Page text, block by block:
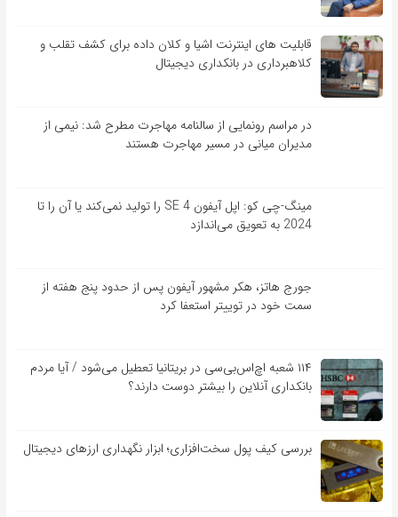
قابلیت ‏های اینترنت اشیا و کلان‏ داده برای کشف تقلب و
کلاهبرداری در بانکداری دیجیتال
در مراسم رونمایی از سالنامه مهاجرت مطرح شد: نیمی از
مدیران میانی در مسیر مهاجرت هستند
مینگ-چی کو: اپل آیفون SE 4 را تولید نمی‌کند یا آن را تا
2024 به تعویق می‌اندازد
جورج هاتز، هکر مشهور آیفون پس از حدود پنج هفته از
سمت خود در توییتر استعفا کرد
۱۱۴ شعبه اچ‌اس‌بی‌سی در بریتانیا تعطیل می‌شود / آیا مردم
بانکداری آنلاین را بیشتر دوست دارند؟
بررسی کیف‌ پول سخت‌افزاری؛ ابزار نگهداری ارزهای دیجیتال